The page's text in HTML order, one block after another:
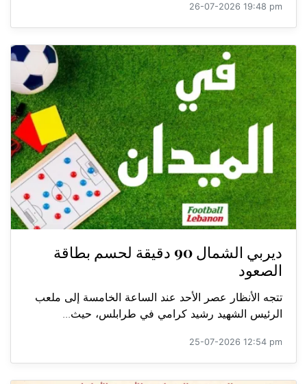
26-07-2026 19:48 pm
ديربي الشمال 90 دقيقة لحسم بطاقة
الصعود
تتجه الأنظار عصر الأحد عند الساعة الخامسة إلى ملعب
الرئيس الشهيد رشيد كرامي في طرابلس، حيث...
25-07-2026 12:54 pm